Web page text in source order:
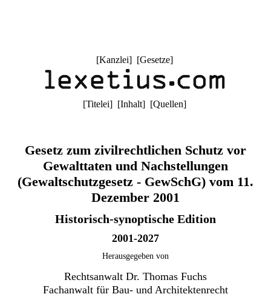
[Kanzlei] [Gesetze]
[Titelei] [Inhalt] [Quellen]
Gesetz zum zivilrechtlichen Schutz vor
Gewalttaten und Nachstellungen
(Gewaltschutzgesetz - GewSchG) vom 11.
Dezember 2001
Historisch-synoptische Edition
2001-2027
Herausgegeben von
Rechtsanwalt Dr. Thomas Fuchs
Fachanwalt für Bau- und Architektenrecht